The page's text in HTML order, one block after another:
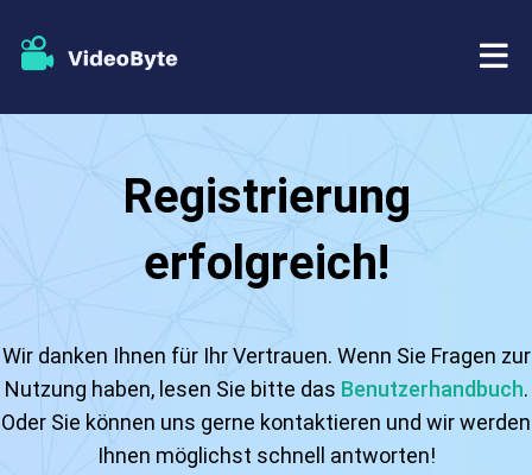
BD-DVD Ripper
Blu-ray Player
DVD Creator
TutorialsRegistrierung
erfolgreich!
Wir danken Ihnen für Ihr Vertrauen. Wenn Sie Fragen zur
Nutzung haben, lesen Sie bitte das Benutzerhandbuch.
Oder Sie können uns gerne kontaktieren und wir werden
Ihnen möglichst schnell antworten!